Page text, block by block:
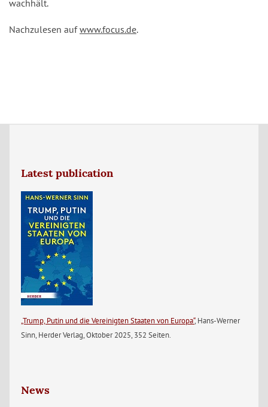
wachhält.
Nachzulesen aufwww.focus.de.
Latest publication
„Trump, Putin und die Vereinigten Staaten von Europa“, Hans-Werner
Sinn, Herder Verlag, Oktober 2025, 352 Seiten.
News